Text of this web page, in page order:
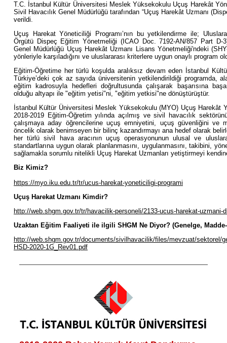
T.C. İstanbul Kültür Üniversitesi Meslek Yüksekokulu Uçuş Harekât
Sivil Havacılık Genel Müdürlüğü tarafından “Uçuş Harekât Uzmanı
verildi.
Uçuş Harekat Yöneticiliği Programı’nın bu yetkilendirme ile;
Örgütü Dispeç Eğitim Yönetmeliği (ICAO Doc. 7192-AN/857 Part D-
Genel Müdürlüğü Uçuş Harekât Uzmanı Lisans Yönetmeliği'ndeki
yönleriyle karşıladığını ve uluslararası kriterlere uygun onaylı program
Eğitim-Öğretime her türlü koşulda aralıksız devam eden İstanbul
Türkiye’deki çok az sayıda üniversitenin yetkilendirildiği programda,
eğitim kadrosuyla hedefleri doğrultusunda çalışarak başarısına
olduğu altyapı ile "eğitim yetisi"ni, "eğitim yetkisi"ne dönüştürüştür.
İstanbul Kültür Üniversitesi Meslek Yüksekokulu (MYO) Uçuş Harekât
2018-2019 Eğitim-Öğretim yılında açılmış ve sivil havacılık
çalışmaya aday öğrencilerine uçuş emniyetini, uçuş güvenliğini ve
öncelik olarak benimseyen bir bilinç kazandırmayı ana hedef olarak
her türlü sivil hava aracının uçuş operasyonunun ulusal ve
standartlarına uygun olarak planlanmasını, uygulanmasını, takibini,
sağlamakla sorumlu nitelikli Uçuş Harekat Uzmanları yetiştirmeyi
Biz Kimiz?
https://myo.iku.edu.tr/tr/ucus-harekat-yoneticiligi-programi
Uçuş Harekat Uzmanı Kimdir?
http://web.shgm.gov.tr/tr/havacilik-personeli/2133-ucus-harekat-uzmani-
Uzaktan Eğitim Faaliyeti ile ilgili SHGM Ne Diyor? (Genelge,
http://web.shgm.gov.tr/documents/sivilhavacilik/files/mevzuat/sektorel/
HSD-2020-1G_Rev01.pdf